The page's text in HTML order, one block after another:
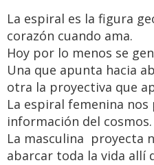
La espiral es la figura
corazón cuando ama.
Hoy por lo menos se
Una que apunta hacia
otra la proyectiva que
La espiral femenina
información del cosmos.
La masculina proyecta
abarcar toda la vida allí